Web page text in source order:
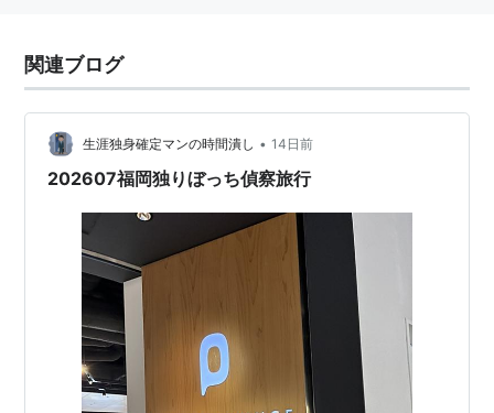
関連ブログ
生涯独身確定マンの時間潰し • 14日前
202607福岡独りぼっち偵察旅行